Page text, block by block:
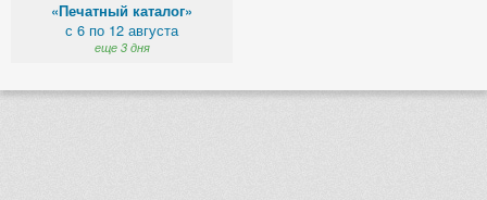
«Печатный каталог»
с 6 по 12 августа
еще 3 дня